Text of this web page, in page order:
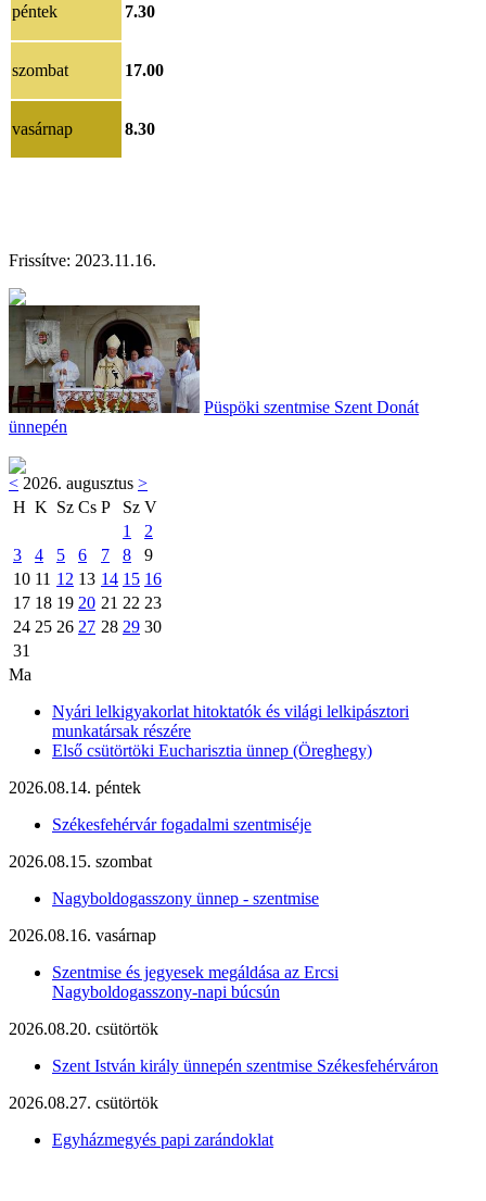
péntek 7.30
szombat 17.00
vasárnap 8.30
Frissítve: 2023.11.16.
Püspöki szentmise Szent Donát
ünnepén
< 2026. augusztus >
H K Sz Cs P Sz V
1
2
3
4 5 6 7 8
9
10 11 12 13 14 15 16
17 18 19 20 21 22 23
24 25 26 27 28 29 30
31
Ma
Nyári lelkigyakorlat hitoktatók és világi lelkipásztori
munkatársak részére
Első csütörtöki Eucharisztia ünnep (Öreghegy)
2026.08.14. péntek
Székesfehérvár fogadalmi szentmiséje
2026.08.15. szombat
Nagyboldogasszony ünnep - szentmise
2026.08.16. vasárnap
Szentmise és jegyesek megáldása az Ercsi
Nagyboldogasszony-napi búcsún
2026.08.20. csütörtök
Szent István király ünnepén szentmise Székesfehérváron
2026.08.27. csütörtök
Egyházmegyés papi zarándoklat